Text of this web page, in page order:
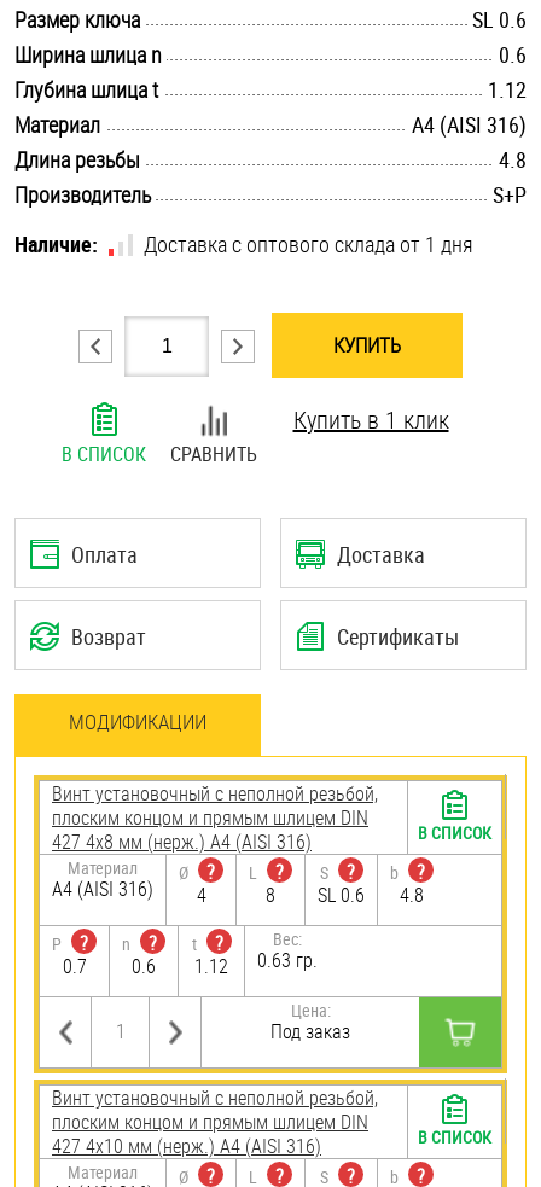
Шайбы
Шпильки
Шплинты
Штифты и пальцы
Размер ключа
SL 0.6
Ширина шлица n
0.6
Глубина шлица t
1.12
Материал
A4 (AISI 316)
Длина резьбы
4.8
Производитель
S+P
Наличие:
Доставка с оптового склада от 1 дня
КУПИТЬ
В СПИСОК СРАВНИТЬ
Купить в 1 клик
Оплата Доставка
Возврат Сертификаты
МОДИФИКАЦИИ
Винт установочный с неполной резьбой,
плоским концом и прямым шлицем DIN
427 4х8 мм (нерж.) A4 (AISI 316)
Материал
A4 (AISI 316)
Ø
?
4
L
?
8
S
?
SL 0.6
b
?
4.8
P
?
0.7
n
?
0.6
t
?
1.12
Вес:
0.63 гр.
Цена:
Под заказ
В СПИСОК
Винт установочный с неполной резьбой,
плоским концом и прямым шлицем DIN
427 4х10 мм (нерж.) A4 (AISI 316)
Материал Ø
?
L
?
S
?
b
?
В СПИСОК